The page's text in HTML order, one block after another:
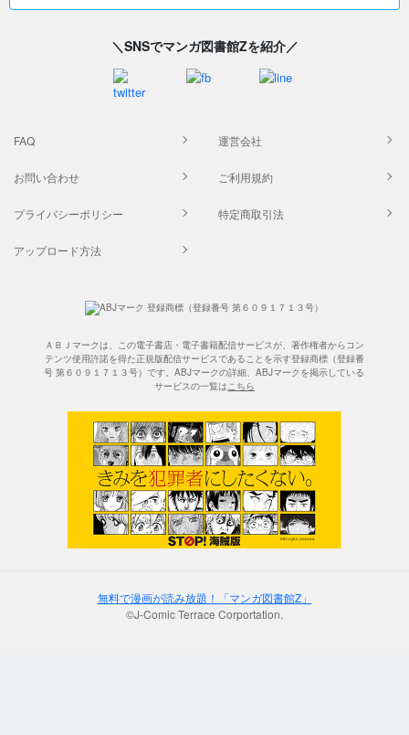
＼SNSでマンガ図書館Zを紹介／
FAQ 運営会社
お問い合わせ ご利用規約
プライバシーポリシー 特定商取引法
アップロード方法
ＡＢＪマークは、この電子書店・電子書籍配信サービスが、著作権者からコン
テンツ使用許諾を得た正規版配信サービスであることを示す登録商標（登録番
号 第６０９１７１３号）です。ABJマークの詳細、ABJマークを掲示している
サービスの一覧はこちら
無料で漫画が読み放題！「マンガ図書館Z」
©J-Comic Terrace Corportation.